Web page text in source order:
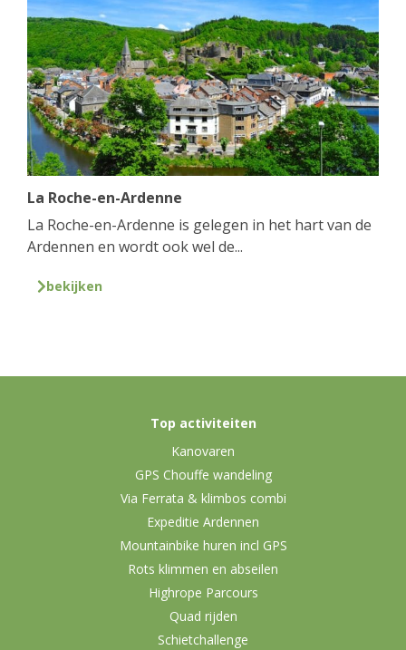
La Roche-en-Ardenne
La Roche-en-Ardenne is gelegen in het hart van de
Ardennen en wordt ook wel de...
bekijken
Top activiteiten
Kanovaren
GPS Chouffe wandeling
Via Ferrata & klimbos combi
Expeditie Ardennen
Mountainbike huren incl GPS
Rots klimmen en abseilen
Highrope Parcours
Quad rijden
Schietchallenge